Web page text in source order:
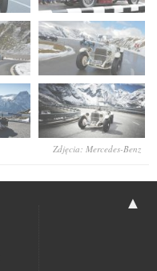
Zdjęcia: Mercedes-Benz
▲